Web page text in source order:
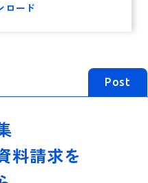
ロード
Post
料請求を